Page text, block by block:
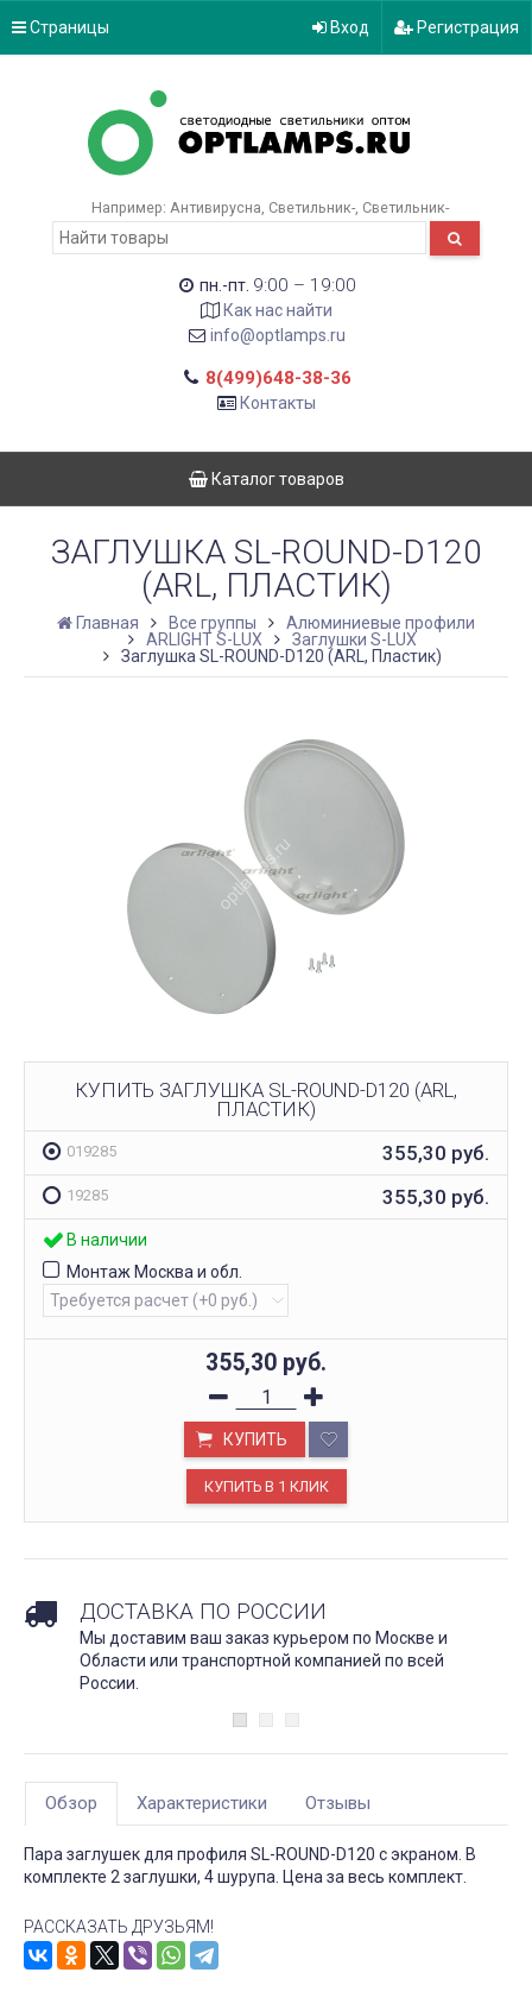
Страницы Вход Регистрация
Например: Антивирусна Светильник- Светильник-
пн.-пт. 9:00 – 19:00
Как нас найти
info@optlamps.ru
8(499)648-38-36
Контакты
Каталог товаров
ЗАГЛУШКА SL-ROUND-D120
(ARL, ПЛАСТИК)
Главная Все группы
Алюминиевые профили
ARLIGHT S-LUX
Заглушки S-LUX
Заглушка SL-ROUND-D120 (ARL, Пластик)
КУПИТЬ ЗАГЛУШКА SL-ROUND-D120 (ARL,
ПЛАСТИК)
019285 355,30 руб.
19285 355,30 руб.
В наличии
Монтаж Москва и обл.
355,30 руб.
КУПИТЬ
ДОСТАВКА ПО РОССИИ
Мы доставим ваш заказ курьером по Москве и
Области или транспортной компанией по всей
России.
Обзор Характеристики Отзывы
Пара заглушек для профиля SL-ROUND-D120 с экраном. В
комплекте 2 заглушки, 4 шурупа. Цена за весь комплект.
РАССКАЗАТЬ ДРУЗЬЯМ!